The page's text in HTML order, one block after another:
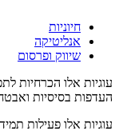
חיוניות
אנליטיקה
שיווק ופרסום
עוגיות אלו הכרחיות
העדפות בסיסיות
עוגיות אלו פעילות